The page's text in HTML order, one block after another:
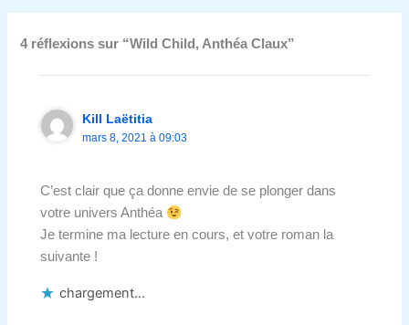
4 réflexions sur “Wild Child, Anthéa Claux”
Kill Laëtitia
mars 8, 2021 à 09:03
C’est clair que ça donne envie de se plonger dans
votre univers Anthéa
Je termine ma lecture en cours, et votre roman la
suivante !
chargement…